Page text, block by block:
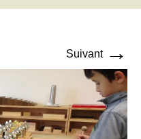
Suivant →